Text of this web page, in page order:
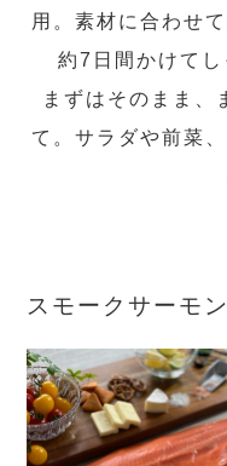
用。素材に合わせ
約7日間かけてし
まずはそのまま、
て。サラダや前菜
スモークサーモ